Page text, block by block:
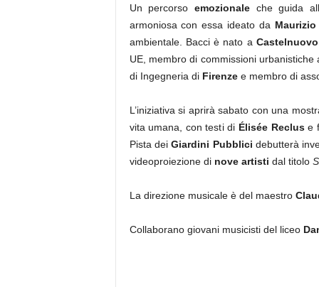
Un percorso emozionale che guida
armoniosa con essa ideato da
ambientale. Bacci è nato a
UE, membro di commissioni urbanistiche
di Ingegneria di Firenzee membro di
L’iniziativa si aprirà sabato con una
vita umana, con testi di Élisée Recluse
Pista deiGiardini Pubblici debutterà
videoproiezione di nove artisti dal titolo
La direzione musicale è del maestro
Collaborano giovani musicisti del liceo